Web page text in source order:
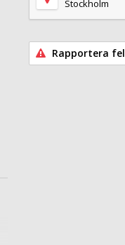
Stockholm
Rapportera fel